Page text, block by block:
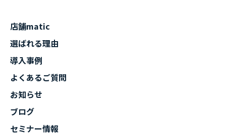
店舗matic
選ばれる理由
導入事例
よくあるご質問
お知らせ
ブログ
セミナー情報